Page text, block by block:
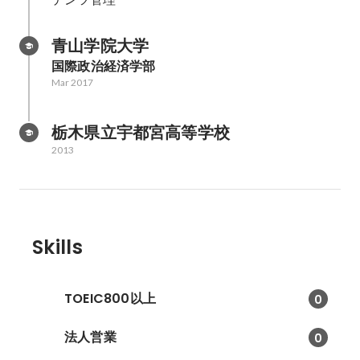
青山学院大学
国際政治経済学部
Mar 2017
栃木県立宇都宮高等学校
2013
Skills
TOEIC800以上 0
法人営業 0